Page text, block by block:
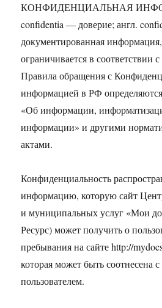
КОНФИДЕНЦИАЛЬНАЯ
confidentia — доверие; англ.
документированная
ограничивается в соответствии
Правила обращения с
информацией в РФ
«Об информации,
информации» и другими
актами.
Конфиденциальность
информацию, которую сайт
и муниципальных услуг «Мои
Ресурс) может получить о
пребывания на сайте http://
которая может быть соотнесена
пользователем.